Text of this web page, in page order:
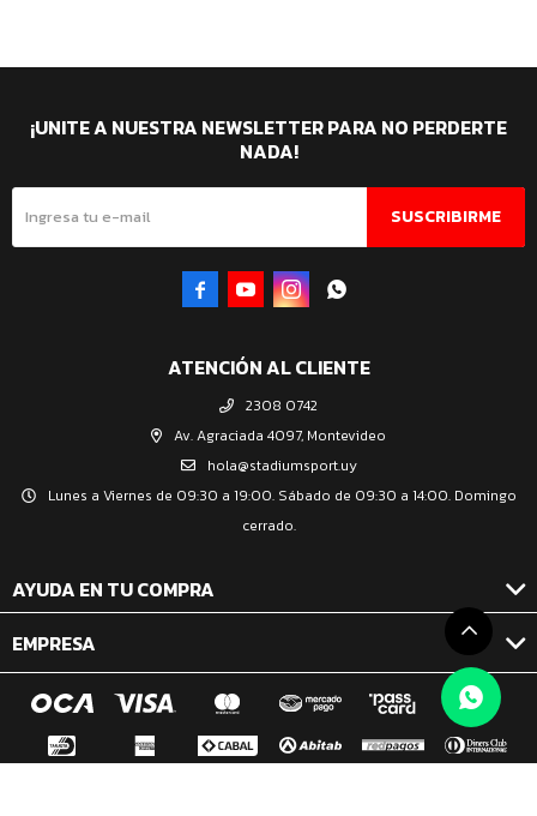
ATENCIÓN AL CLIENTE
2308 0742
Av. Agraciada 4097, Montevideo
hola@stadiumsport.uy
Lunes a Viernes de 09:30 a 19:00. Sábado de 09:30 a 14:00. Domingo
cerrado.
AYUDA EN TU COMPRA
EMPRESA
¡UNITE A NUESTRA NEWSLETTER PARA NO PERDERTE
NADA!
SUSCRIBIRME
   